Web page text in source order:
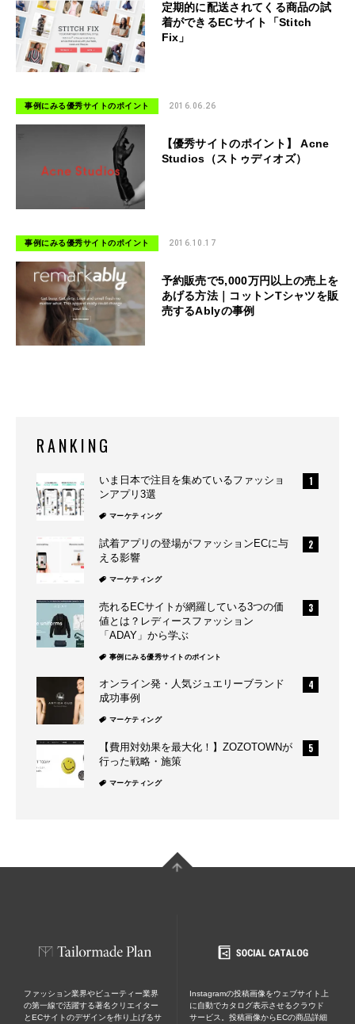
定期的に配送されてくる商品の試
着ができるECサイト「Stitch
Fix」
事例にみる優秀サイトのポイント 2016.06.26
【優秀サイトのポイント】 Acne
Studios（ストゥディオズ）
事例にみる優秀サイトのポイント 2016.10.17
予約販売で5,000万円以上の売上を
あげる方法｜コットンTシャツを販
売するAblyの事例
RANKING
いま日本で注目を集めているファッショ
ンアプリ3選
マーケティング
試着アプリの登場がファッションECに与
える影響
マーケティング
売れるECサイトが網羅している3つの価
値とは？レディースファッション
「ADAY」から学ぶ
事例にみる優秀サイトのポイント
オンライン発・人気ジュエリーブランド
成功事例
マーケティング
【費用対効果を最大化！】ZOZOTOWNが
行った戦略・施策
マーケティング
ファッション業界やビューティー業界
の第一線で活躍する著名クリエイター
とECサイトのデザインを作り上げるサ
Instagramの投稿画像をウェブサイト上
に自動でカタログ表示させるクラウド
サービス。投稿画像からECの商品詳細